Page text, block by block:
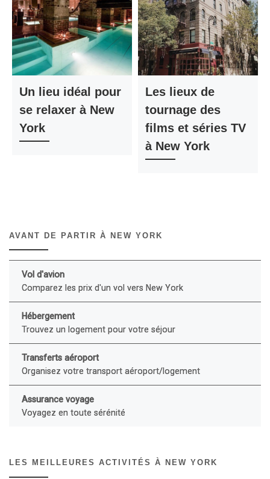
Un lieu idéal pour
se relaxer à New
York
Les lieux de
tournage des
films et séries TV
à New York
AVANT DE PARTIR À NEW YORK
Vol d'avion
Comparez les prix d'un vol vers New York
Hébergement
Trouvez un logement pour votre séjour
Transferts aéroport
Organisez votre transport aéroport/logement
Assurance voyage
Voyagez en toute sérénité
LES MEILLEURES ACTIVITÉS À NEW YORK